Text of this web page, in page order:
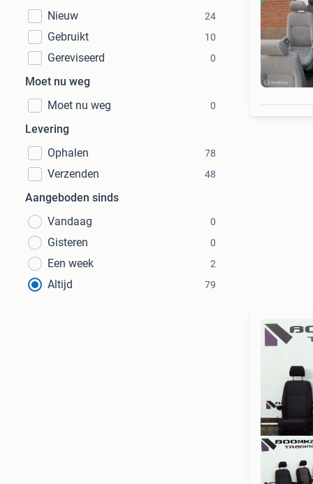
Nieuw
24
Gebruikt 10
Gereviseerd 0
Moet nu weg
Moet nu weg
0
Levering
Ophalen
78
Verzenden 48
Aangeboden sinds
Vandaag
0
Gisteren 0
Een week 2
Altijd 79